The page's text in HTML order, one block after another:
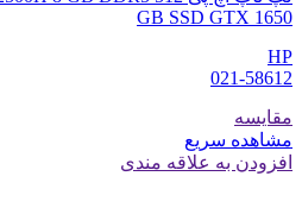
GB SSD GTX 1650
HP
021-58612
مقایسه
مشاهده سریع
افزودن به علاقه مندی